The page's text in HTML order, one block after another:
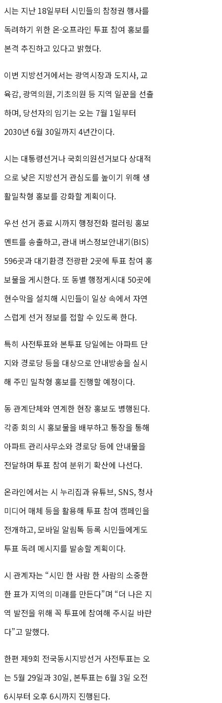
시는 지난 18일부터 시민들의 참정권 행사를
독려하기 위한 온·오프라인 투표 참여 홍보를
본격 추진하고 있다고 밝혔다.
이번 지방선거에서는 광역시장과 도지사, 교
육감, 광역의원, 기초의원 등 지역 일꾼을 선출
하며, 당선자의 임기는 오는 7월 1일부터
2030년 6월 30일까지 4년간이다.
시는 대통령선거나 국회의원선거보다 상대적
으로 낮은 지방선거 관심도를 높이기 위해 생
활밀착형 홍보를 강화할 계획이다.
우선 선거 종료 시까지 행정전화 컬러링 홍보
멘트를 송출하고, 관내 버스정보안내기(BIS)
596곳과 대기환경 전광판 2곳에 투표 참여 홍
보물을 게시한다. 또 동별 행정게시대 50곳에
현수막을 설치해 시민들이 일상 속에서 자연
스럽게 선거 정보를 접할 수 있도록 한다.
특히 사전투표와 본투표 당일에는 아파트 단
지와 경로당 등을 대상으로 안내방송을 실시
해 주민 밀착형 홍보를 진행할 예정이다.
동 관계단체와 연계한 현장 홍보도 병행된다.
각종 회의 시 홍보물을 배부하고 통장을 통해
아파트 관리사무소와 경로당 등에 안내물을
전달하며 투표 참여 분위기 확산에 나선다.
온라인에서는 시 누리집과 유튜브, SNS, 청사
미디어 매체 등을 활용해 투표 참여 캠페인을
전개하고, 모바일 알림톡 등록 시민들에게도
투표 독려 메시지를 발송할 계획이다.
시 관계자는 “시민 한 사람 한 사람의 소중한
한 표가 지역의 미래를 만든다”며 “더 나은 지
역 발전을 위해 꼭 투표에 참여해 주시길 바란
다”고 말했다.
한편 제9회 전국동시지방선거 사전투표는 오
는 5월 29일과 30일, 본투표는 6월 3일 오전
6시부터 오후 6시까지 진행된다.